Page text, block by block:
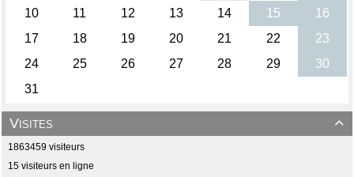

Visites
1863459 visiteurs
15 visiteurs en ligne